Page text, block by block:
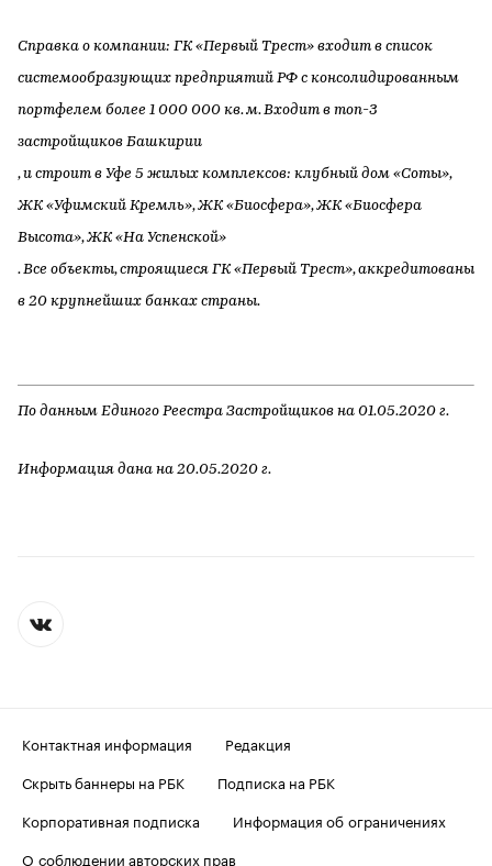
Справка о компании: ГК «Первый Трест» входит в список
системообразующих предприятий РФ с консолидированным
портфелем более 1 000 000 кв. м. Входит в топ-3
застройщиков Башкирии
, и строит в Уфе 5 жилых комплексов: клубный дом «Соты»,
ЖК «Уфимский Кремль», ЖК «Биосфера», ЖК «Биосфера
Высота», ЖК «На Успенской»
. Все объекты, строящиеся ГК «Первый Трест», аккредитованы
в 20 крупнейших банках страны.
По данным Единого Реестра Застройщиков на 01.05.2020 г.
Информация дана на 20.05.2020 г.
Контактная информация
Редакция
Скрыть баннеры на РБК
Подписка на РБК
Корпоративная подписка
Информация об ограничениях
О соблюдении авторских прав